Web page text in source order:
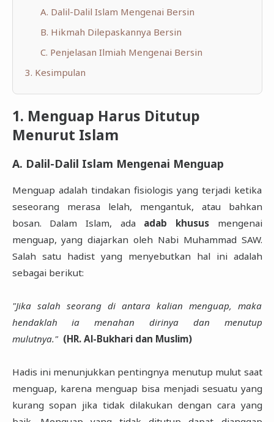
A. Dalil-Dalil Islam Mengenai Bersin
B. Hikmah Dilepaskannya Bersin
C. Penjelasan Ilmiah Mengenai Bersin
3. Kesimpulan
1. Menguap Harus Ditutup
Menurut Islam
A. Dalil-Dalil Islam Mengenai Menguap
Menguap adalah tindakan fisiologis yang terjadi ketika
seseorang merasa lelah, mengantuk, atau bahkan
bosan. Dalam Islam, ada adab khususmengenai
menguap, yang diajarkan oleh Nabi Muhammad SAW.
Salah satu hadist yang menyebutkan hal ini adalah
sebagai berikut:
"Jika salah seorang di antara kalian menguap, maka
hendaklah ia menahan dirinya dan menutup
mulutnya." (HR. Al-Bukhari dan Muslim)
Hadis ini menunjukkan pentingnya menutup mulut saat
menguap, karena menguap bisa menjadi sesuatu yang
kurang sopan jika tidak dilakukan dengan cara yang